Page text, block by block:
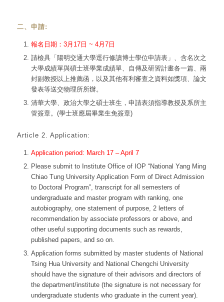
二、申請:
報名日期：3月17日 ~ 4月7日
請檢具「陽明交通大學逕行修讀博士學位申請表」、含名次之
大學成績單與碩士班學業成績單、自傳及研習計畫各一篇、兩
封副教授以上推薦函，以及其他有利審查之資料如獎項、論文
發表等送交物理所所辦。
清華大學、政治大學之碩士班生，申請表須指導教授及系所主
管簽章。(學士班應屆畢業生免簽章)
Article 2. Application:
Application period: March 17 – April 7
Please submit to Institute Office of IOP “National Yang Ming
Chiao Tung University Application Form of Direct Admission
to Doctoral Program”, transcript for all semesters of
undergraduate and master program with ranking, one
autobiography, one statement of purpose, 2 letters of
recommendation by associate professors or above, and
other useful supporting documents such as rewards,
published papers, and so on.
Application forms submitted by master students of National
Tsing Hua University and National Chengchi University
should have the signature of their advisors and directors of
the department/institute (the signature is not necessary for
undergraduate students who graduate in the current year).